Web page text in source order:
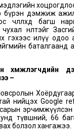
хоцрогдлоос
бүрэн дэмжиж
чөлөөлөхөд багш
нөлөөтэйг
гэхээс илүү
баталгаанд
–
нийцэх Google
эрчимжүүлсэн
түвшний, 66
болзол хангажээ.